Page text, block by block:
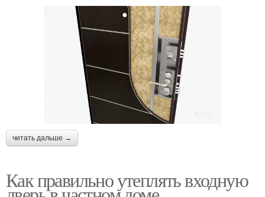
читать дальше →
Как правильно утеплять входную